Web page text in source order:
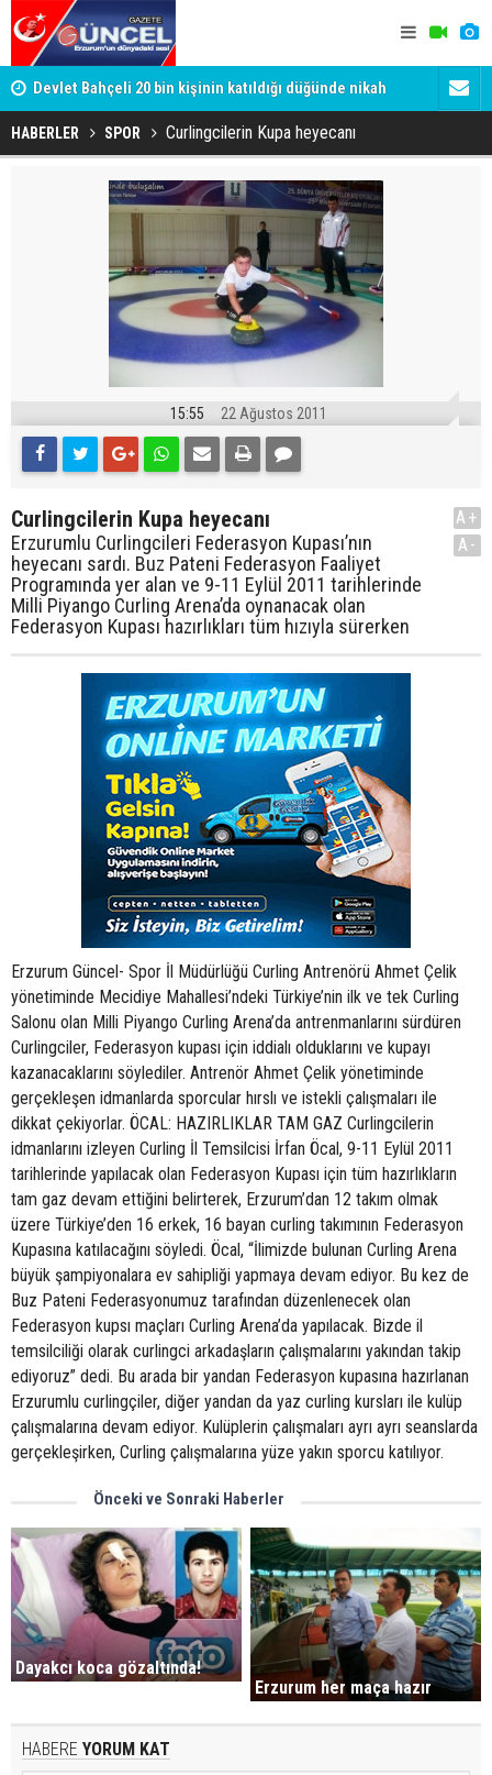
Devlet Bahçeli 20 bin kişinin katıldığı düğünde nikah
şahidi oldu
Gülistan
HABERLER SPOR Curlingcilerin Kupa heyecanı
15:55 22 Ağustos 2011
Curlingcilerin Kupa heyecanı
Erzurumlu Curlingcileri Federasyon Kupası’nın
heyecanı sardı. Buz Pateni Federasyon Faaliyet
Programında yer alan ve 9-11 Eylül 2011 tarihlerinde
Milli Piyango Curling Arena’da oynanacak olan
Federasyon Kupası hazırlıkları tüm hızıyla sürerken
A+
A-
Erzurum Güncel- Spor İl Müdürlüğü Curling Antrenörü Ahmet Çelik
yönetiminde Mecidiye Mahallesi’ndeki Türkiye’nin ilk ve tek Curling
Salonu olan Milli Piyango Curling Arena’da antrenmanlarını sürdüren
Curlingciler, Federasyon kupası için iddialı olduklarını ve kupayı
kazanacaklarını söylediler. Antrenör Ahmet Çelik yönetiminde
gerçekleşen idmanlarda sporcular hırslı ve istekli çalışmaları ile
dikkat çekiyorlar. ÖCAL: HAZIRLIKLAR TAM GAZ Curlingcilerin
idmanlarını izleyen Curling İl Temsilcisi İrfan Öcal, 9-11 Eylül 2011
tarihlerinde yapılacak olan Federasyon Kupası için tüm hazırlıkların
tam gaz devam ettiğini belirterek, Erzurum’dan 12 takım olmak
üzere Türkiye’den 16 erkek, 16 bayan curling takımının Federasyon
Kupasına katılacağını söyledi. Öcal, “İlimizde bulunan Curling Arena
büyük şampiyonalara ev sahipliği yapmaya devam ediyor. Bu kez de
Buz Pateni Federasyonumuz tarafından düzenlenecek olan
Federasyon kupsı maçları Curling Arena’da yapılacak. Bizde il
temsilciliği olarak curlingci arkadaşların çalışmalarını yakından takip
ediyoruz” dedi. Bu arada bir yandan Federasyon kupasına hazırlanan
Erzurumlu curlingçiler, diğer yandan da yaz curling kursları ile kulüp
çalışmalarına devam ediyor. Kulüplerin çalışmaları ayrı ayrı seanslarda
gerçekleşirken, Curling çalışmalarına yüze yakın sporcu katılıyor.
Önceki ve Sonraki Haberler
Dayakcı koca gözaltında!
Erzurum her maça hazır
HABERE YORUM KAT